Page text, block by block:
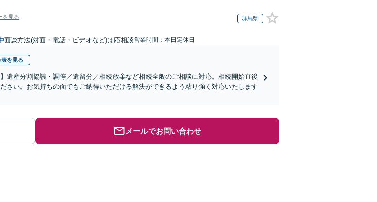
を見る 群馬県
面談方法(対面・電話・ビデオなど)は応相談営業時間：本日定休日
を見る
遺産分割協議・調停／遺留分／相続放棄など相続全般のご相談に対応。相続開始直後
さい。お気持ちの面でもご納得いただける解決ができるよう粘り強く対応いたします
メールでお問い合わせ